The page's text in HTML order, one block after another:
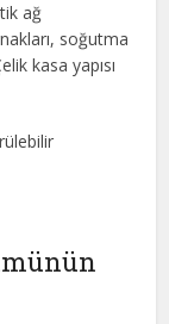
ağ
soğutma
kasa yapısı